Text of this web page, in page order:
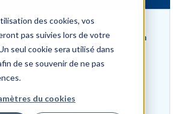
des cookies, vos
pas suivies lors de votre
seul cookie sera utilisé dans
de se souvenir de ne pas
du cookies
en place un contrat intérim
un contrat de travail